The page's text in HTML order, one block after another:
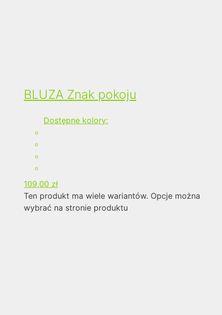
BLUZA Znak pokoju
Dostępne kolory:
109,00 zł
Ten produkt ma wiele wariantów. Opcje można
wybrać na stronie produktu